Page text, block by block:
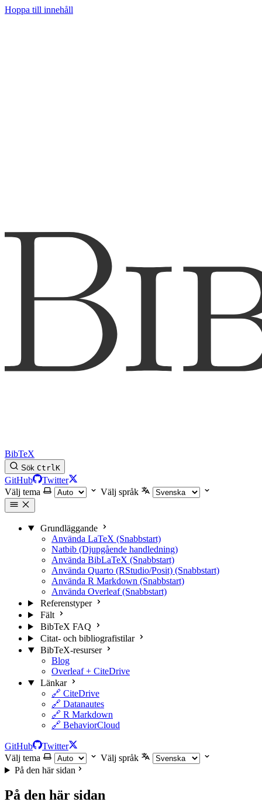
Hoppa till innehåll
BibTeX
Sök CtrlK
GitHub
Twitter
Välj tema
Välj språk
Grundläggande
Använda LaTeX (Snabbstart)
Natbib (Djupgående handledning)
Använda BibLaTeX (Snabbstart)
Använda Quarto (RStudio/Posit) (Snabbstart)
Använda R Markdown (Snabbstart)
Använda Overleaf (Snabbstart)
Referenstyper
Fält
BibTeX FAQ
Citat- och bibliografistilar
BibTeX-resurser
Blog
Overleaf + CiteDrive
Länkar
🔗 CiteDrive
🔗 Datanautes
🔗 R Markdown
🔗 BehaviorCloud
GitHub
Twitter
Välj tema
Välj språk
På den här sidan
På den här sidan